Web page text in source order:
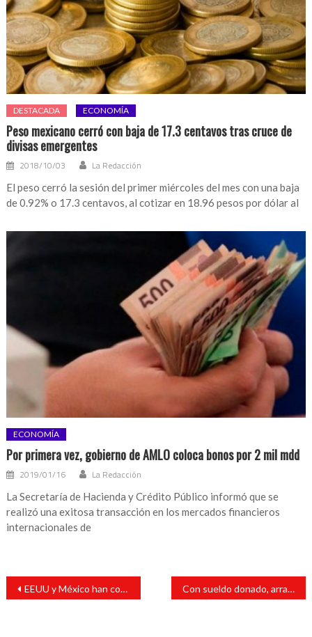
DESTACADA ECONOMÍA
Peso mexicano cerró con baja de 17.3 centavos tras cruce de
divisas emergentes
2018/10/03 La Redacción
El peso cerró la sesión del primer miércoles del mes con una baja
de 0.92% o 17.3 centavos, al cotizar en 18.96 pesos por dólar al
ECONOMÍA
Por primera vez, gobierno de AMLO coloca bonos por 2 mil mdd
2019/01/16 La Redacción
La Secretaría de Hacienda y Crédito Público informó que se
realizó una exitosa transacción en los mercados financieros
internacionales de
Navegación
entradas
EEUU y México han conseguido progresos en las negociaciones sobre el nuevo acuerdo comercial NAFTA Con sueldo donado, arranca obra de construcción de aulas en Catemaco